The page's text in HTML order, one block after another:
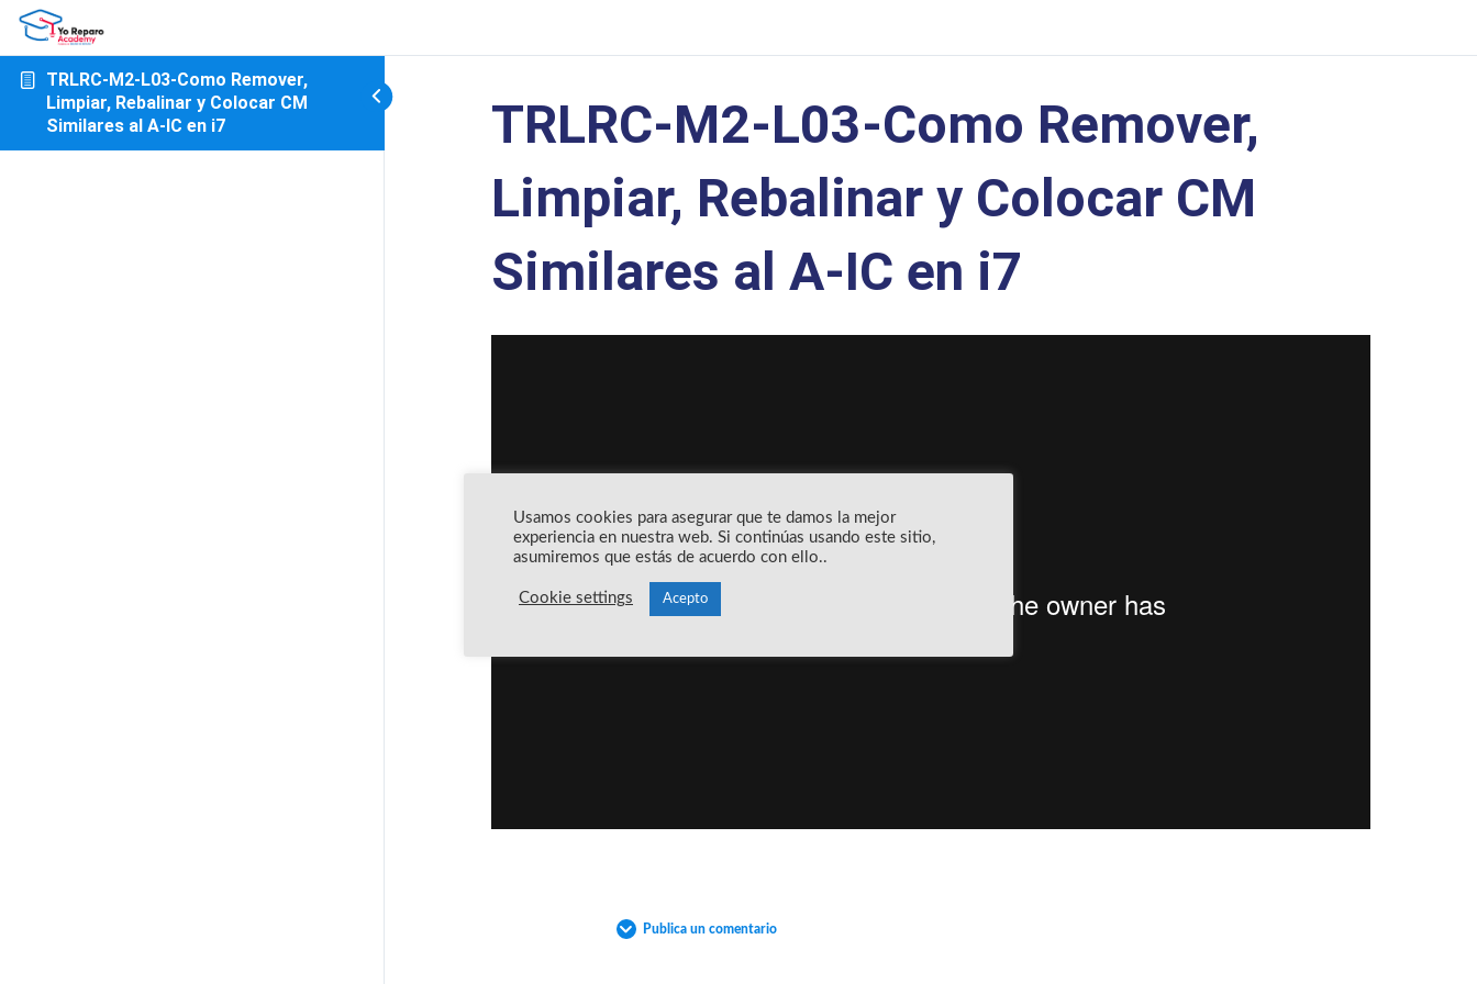
TRLRC-M2-L03-Como Remover,
Limpiar, Rebalinar y Colocar CM
Similares al A-IC en i7
TRLRC-M2-L03-Como Remover,
Limpiar, Rebalinar y Colocar CM
Similares al A-IC en i7
Publica un comentario
Usamos cookies para asegurar que te damos la mejor
experiencia en nuestra web. Si continúas usando este sitio,
asumiremos que estás de acuerdo con ello..
Cookie settings Acepto